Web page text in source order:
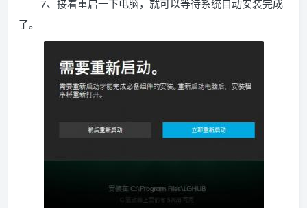
7、接着重启一下电脑，就可以等待系统自动安装完成
了。